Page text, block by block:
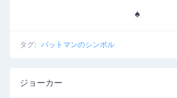
♠️
タグ: バットマンのシンボル
ジョーカー